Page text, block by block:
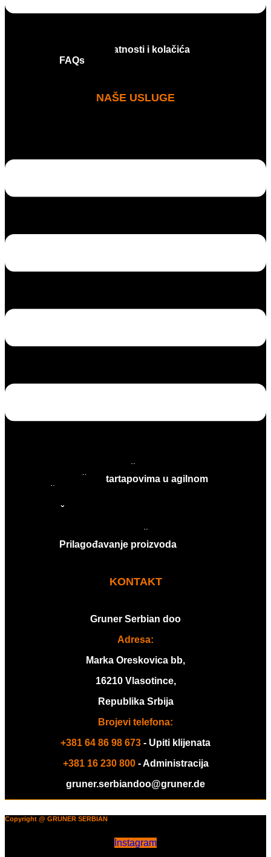
Politika privatnosti i kolačića
FAQs
NAŠE USLUGE
Podrška startapovima u agilnom
Prilagođavanje proizvoda
KONTAKT
Gruner Serbian doo
Adresa:
Marka Oreskovica bb,
16210 Vlasotince,
Republika Srbija
Brojevi telefona:
+381 64 86 98 673 - Upiti klijenata
+381 16 230 800- Administracija
gruner.serbiandoo@gruner.de
Copyright @ GRUNER SERBIAN
Instagram